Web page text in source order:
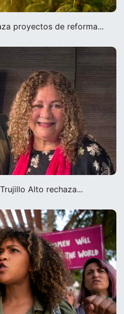
proyectos de reforma...
Alto rechaza...